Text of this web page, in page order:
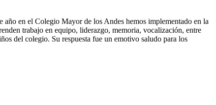
año en el Colegio Mayor de los Andes hemos implementado en la
trabajo en equipo, liderazgo, memoria, vocalización, entre
del colegio. Su respuesta fue un emotivo saludo para los